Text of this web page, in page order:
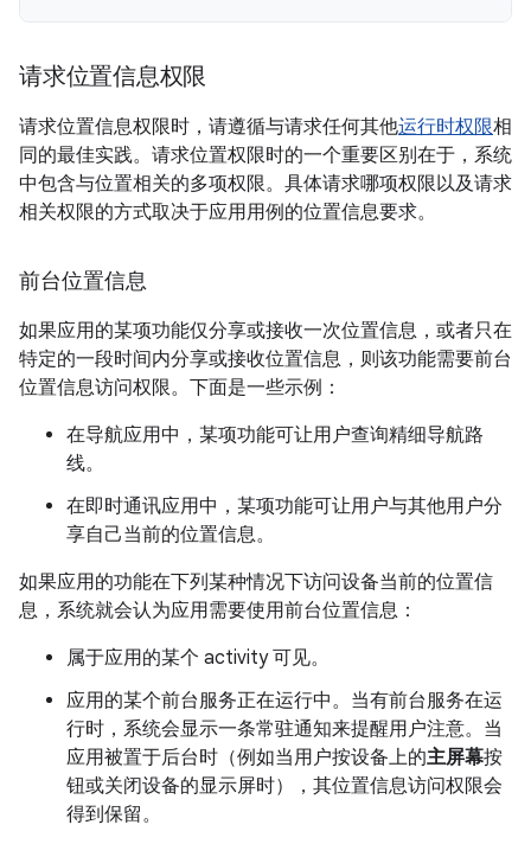
请求位置信息权限
请求位置信息权限时，请遵循与请求任何其他运行时权限相
同的最佳实践。请求位置权限时的一个重要区别在于，系统
中包含与位置相关的多项权限。具体请求哪项权限以及请求
相关权限的方式取决于应用用例的位置信息要求。
前台位置信息
如果应用的某项功能仅分享或接收一次位置信息，或者只在
特定的一段时间内分享或接收位置信息，则该功能需要前台
位置信息访问权限。下面是一些示例：
在导航应用中，某项功能可让用户查询精细导航路
线。
在即时通讯应用中，某项功能可让用户与其他用户分
享自己当前的位置信息。
如果应用的功能在下列某种情况下访问设备当前的位置信
息，系统就会认为应用需要使用前台位置信息：
属于应用的某个 activity 可见。
应用的某个前台服务正在运行中。当有前台服务在运
行时，系统会显示一条常驻通知来提醒用户注意。当
应用被置于后台时（例如当用户按设备上的主屏幕按
钮或关闭设备的显示屏时），其位置信息访问权限会
得到保留。